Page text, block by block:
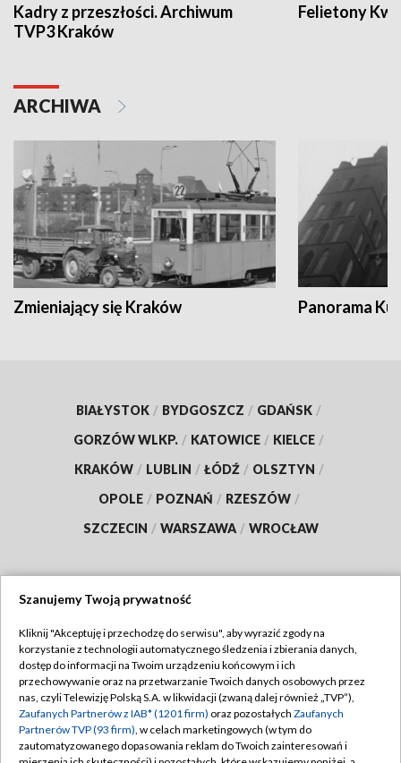
Kadry z przeszłości. Archiwum
TVP3 Kraków
Felietony
ARCHIWA
Zmieniający się Kraków Panorama
BIAŁYSTOK / BYDGOSZCZ / GDAŃSK /
GORZÓW WLKP. / KATOWICE / KIELCE /
KRAKÓW / LUBLIN / ŁÓDŹ / OLSZTYN /
OPOLE / POZNAŃ / RZESZÓW /
SZCZECIN / WARSZAWA / WROCŁAW
TVP
Abonament TVP
Emisja w TVP
Centrum informacji TVP
Regulamin TVP
Polityka prywatności
Moje zgody
Szanujemy Twoją prywatność
Kliknij "Akceptuję i przechodzę do serwisu", aby wyrazić zgody na
korzystanie z technologii automatycznego śledzenia i zbierania danych,
dostęp do informacji na Twoim urządzeniu końcowym i ich
przechowywanie oraz na przetwarzanie Twoich danych osobowych przez
nas, czyli Telewizję Polską S.A. w likwidacji (zwaną dalej również „TVP”),
Zaufanych Partnerów z IAB* (1201 firm) oraz pozostałych Zaufanych
Partnerów TVP (93 firm), w celach marketingowych (w tym do
zautomatyzowanego dopasowania reklam do Twoich zainteresowań i